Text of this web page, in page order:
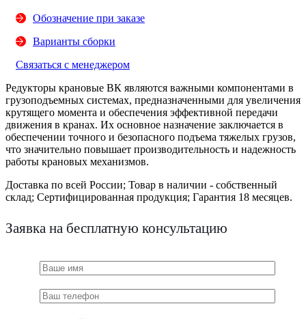
Обозначение при заказе
Варианты сборки
Связаться с менеджером
Редукторы крановые ВК являются важными компонентами в
грузоподъемных системах, предназначенными для увеличения
крутящего момента и обеспечения эффективной передачи
движения в кранах. Их основное назначение заключается в
обеспечении точного и безопасного подъема тяжелых грузов,
что значительно повышает производительность и надежность
работы крановых механизмов.
Доставка по всей России; Товар в наличии - собственный
склад; Сертифицированная продукция; Гарантия 18 месяцев.
Заявка на бесплатную консультацию